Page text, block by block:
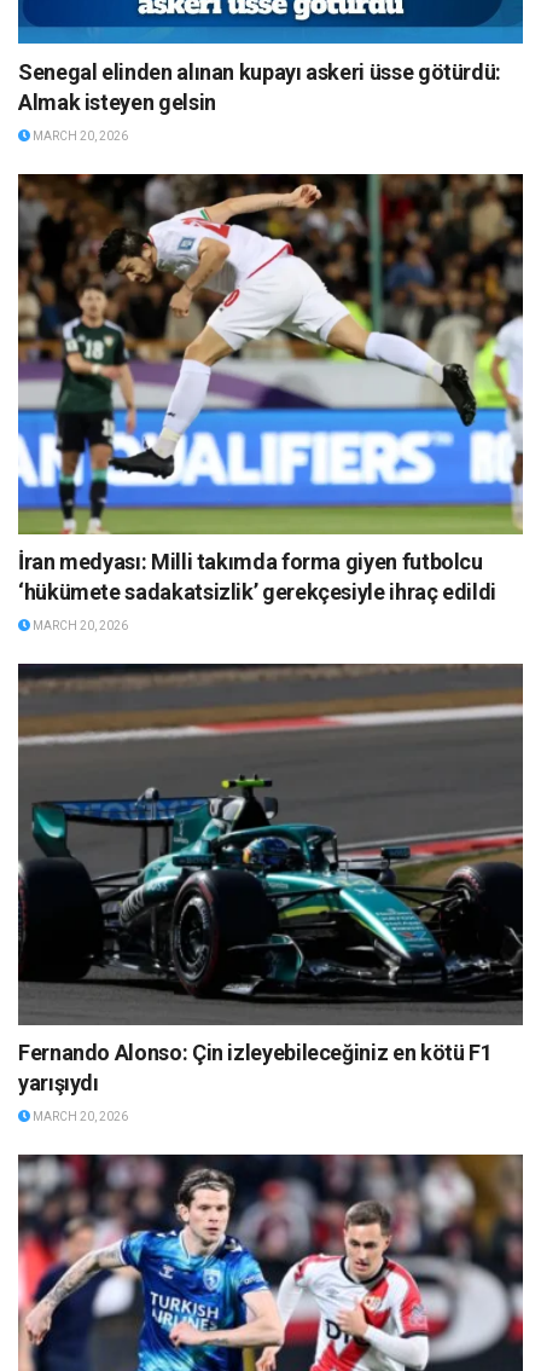
Senegal elinden alınan kupayı askeri üsse götürdü:
Almak isteyen gelsin
MARCH 20, 2026
İran medyası: Milli takımda forma giyen futbolcu
‘hükümete sadakatsizlik’ gerekçesiyle ihraç edildi
MARCH 20, 2026
Fernando Alonso: Çin izleyebileceğiniz en kötü F1
yarışıydı
MARCH 20, 2026